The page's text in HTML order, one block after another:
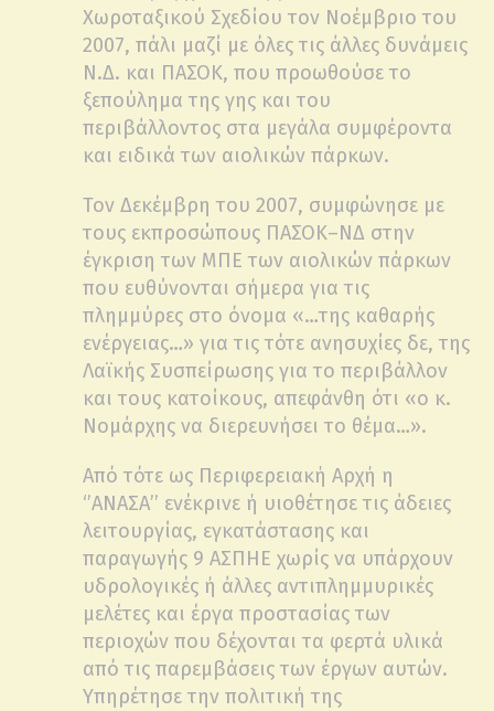
Χωροταξικού Σχεδίου τον Νοέμβριο του
2007, πάλι μαζί με όλες τις άλλες δυνάμεις
Ν.Δ. και ΠΑΣΟΚ, που προωθούσε το
ξεπούλημα της γης και του
περιβάλλοντος στα μεγάλα συμφέροντα
και ειδικά των αιολικών πάρκων.
Τον Δεκέμβρη του 2007, συμφώνησε με
τους εκπροσώπους ΠΑΣΟΚ–ΝΔ στην
έγκριση των ΜΠΕ των αιολικών πάρκων
που ευθύνονται σήμερα για τις
πλημμύρες στο όνομα «…της καθαρής
ενέργειας…» για τις τότε ανησυχίες δε, της
Λαϊκής Συσπείρωσης για το περιβάλλον
και τους κατοίκους, απεφάνθη ότι «ο κ.
Νομάρχης να διερευνήσει το θέμα…».
Από τότε ως Περιφερειακή Αρχή η
‘’ΑΝΑΣΑ’’ ενέκρινε ή υιοθέτησε τις άδειες
λειτουργίας, εγκατάστασης και
παραγωγής 9 ΑΣΠΗΕ χωρίς να υπάρχουν
υδρολογικές ή άλλες αντιπλημμυρικές
μελέτες και έργα προστασίας των
περιοχών που δέχονται τα φερτά υλικά
από τις παρεμβάσεις των έργων αυτών.
Υπηρέτησε την πολιτική της